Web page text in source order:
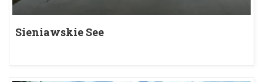
Sieniawskie See